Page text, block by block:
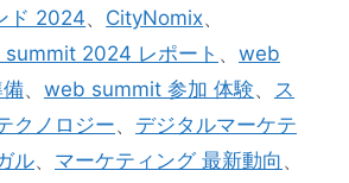
ド 2024、 CityNomix、
2024 レポート 、 web
、 web summit 参加 体験、 ス
クノロジー、 デジタルマーケテ
ル、 マーケティング 最新動向 、